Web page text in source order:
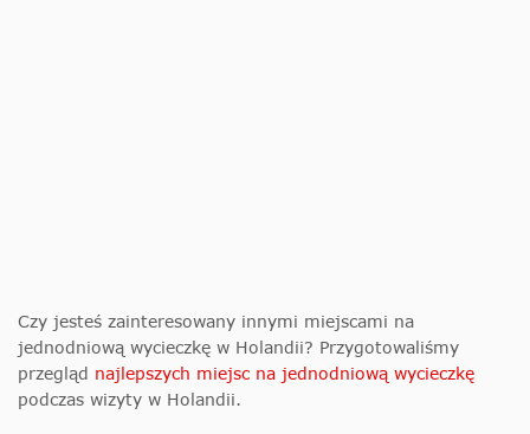
Czy jesteś zainteresowany innymi miejscami na
jednodniową wycieczkę w Holandii? Przygotowaliśmy
przegląd najlepszych miejsc na jednodniową wycieczkę
podczas wizyty w Holandii.